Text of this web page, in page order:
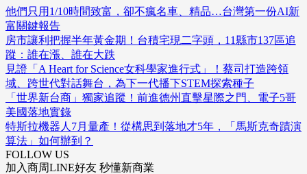
他們只用1/10時間致富，卻不瘋名車、精品…台灣第一份AI新
富關鍵報告
房市讓利把握半年黃金期！台積宅現二字頭，11縣市137區追
蹤：誰在漲、誰在大跌
見證「A Heart for Science女科學家進行式」！蔡司打造跨領
域、跨世代對話舞台，為下一代播下STEM探索種子
「世界新台商」獨家追蹤！前進德州直擊星際之門、電子5哥
美國落地實錄
特斯拉機器人7月量產！從構思到落地才5年，「馬斯克奇蹟演
算法」如何辦到？
FOLLOW US
加入商周LINE好友 秒懂新商業